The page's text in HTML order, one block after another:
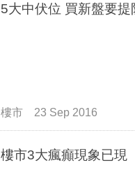
5大中伏位 買新盤要提
樓市 23 Sep 2016
樓市3大瘋癲現象已現